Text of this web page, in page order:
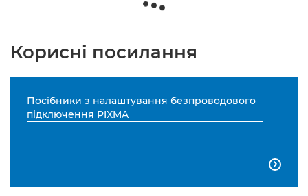
Корисні посилання
Посібники з налаштування безпроводового
підключення PIXMA
